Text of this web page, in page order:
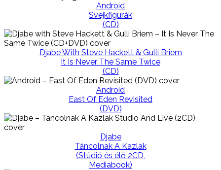
Android
Svejkfigurák
(CD)
Djabe With Steve Hackett & Gulli Briem
It Is Never The Same Twice
(CD)
Android
East Of Eden Revisited
(DVD)
Djabe
Táncolnak A Kazlak
(Stúdió és élő 2CD,
Mediabook)